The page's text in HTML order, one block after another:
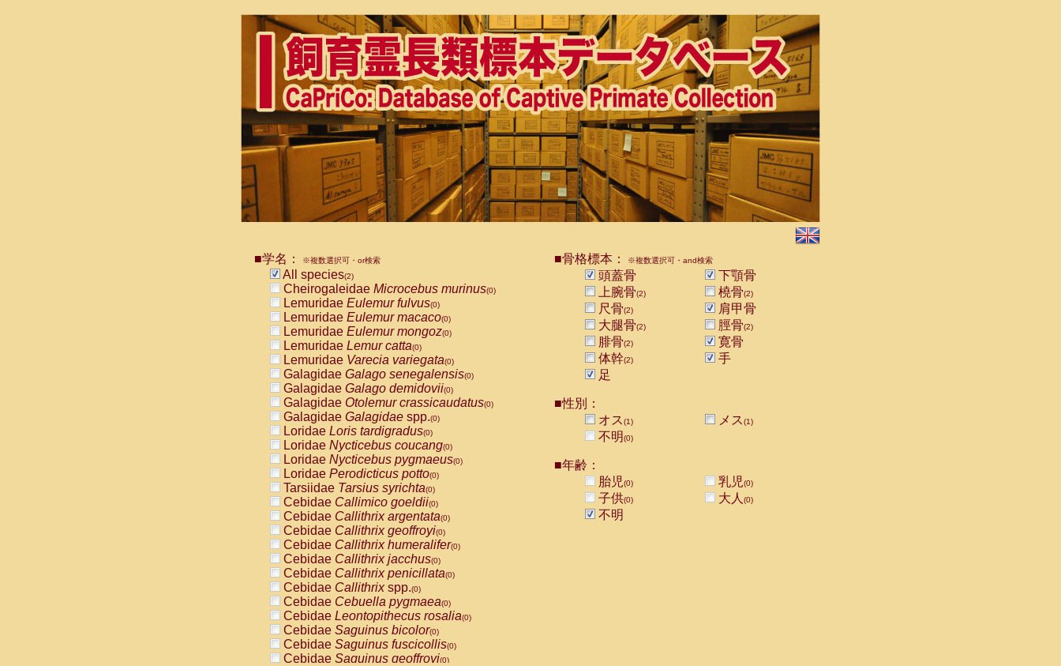
■学名： ※複数選択可・or検索
All species(2)
Cheirogaleidae Microcebus murinus(0)
Lemuridae Eulemur fulvus(0)
Lemuridae Eulemur macaco(0)
Lemuridae Eulemur mongoz(0)
Lemuridae Lemur catta(0)
Lemuridae Varecia variegata(0)
Galagidae Galago senegalensis(0)
Galagidae Galago demidovii(0)
Galagidae Otolemur crassicaudatus(0)
Galagidae Galagidae spp.(0)
Loridae Loris tardigradus(0)
Loridae Nycticebus coucang(0)
Loridae Nycticebus pygmaeus(0)
Loridae Perodicticus potto(0)
Tarsiidae Tarsius syrichta(0)
Cebidae Callimico goeldii(0)
Cebidae Callithrix argentata(0)
Cebidae Callithrix geoffroyi(0)
Cebidae Callithrix humeralifer(0)
Cebidae Callithrix jacchus(0)
Cebidae Callithrix penicillata(0)
Cebidae Callithrixspp.(0)
Cebidae Cebuella pygmaea(0)
Cebidae Leontopithecus rosalia(0)
Cebidae Saguinus bicolor(0)
Cebidae Saguinus fuscicollis(0)
Cebidae Saguinus geoffroyi(0)
■骨格標本： ※複数選択可・and検索
頭蓋骨
下顎骨
上腕骨(2) 橈骨(2)
尺骨(2)
肩甲骨
大腿骨(2) 脛骨(2)
腓骨(2)
寛骨
体幹(2)
手
足
■性別：
オス(1) メス(1)
不明(0)
■年齢：
胎児(0) 乳児(0)
子供(0) 大人 (0)
不明